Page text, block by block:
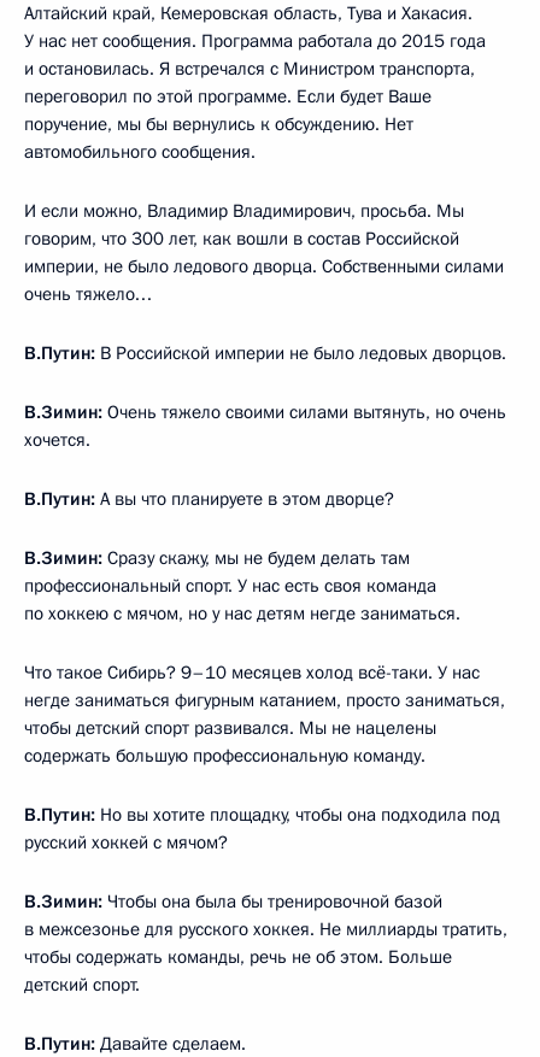
Алтайский край, Кемеровская область, Тува и Хакасия.
У нас нет сообщения. Программа работала до 2015 года
и остановилась. Я встречался с Министром транспорта,
переговорил по этой программе. Если будет Ваше
поручение, мы бы вернулись к обсуждению. Нет
автомобильного сообщения.
И если можно, Владимир Владимирович, просьба. Мы
говорим, что 300 лет, как вошли в состав Российской
империи, не было ледового дворца. Собственными силами
очень тяжело…
В.Путин: В Российской империи не было ледовых дворцов.
В.Зимин: Очень тяжело своими силами вытянуть, но очень
хочется.
В.Путин: А вы что планируете в этом дворце?
В.Зимин: Сразу скажу, мы не будем делать там
профессиональный спорт. У нас есть своя команда
по хоккею с мячом, но у нас детям негде заниматься.
Что такое Сибирь? 9–10 месяцев холод всё-таки. У нас
негде заниматься фигурным катанием, просто заниматься,
чтобы детский спорт развивался. Мы не нацелены
содержать большую профессиональную команду.
В.Путин: Но вы хотите площадку, чтобы она подходила под
русский хоккей с мячом?
В.Зимин: Чтобы она была бы тренировочной базой
в межсезонье для русского хоккея. Не миллиарды тратить,
чтобы содержать команды, речь не об этом. Больше
детский спорт.
В.Путин: Давайте сделаем.